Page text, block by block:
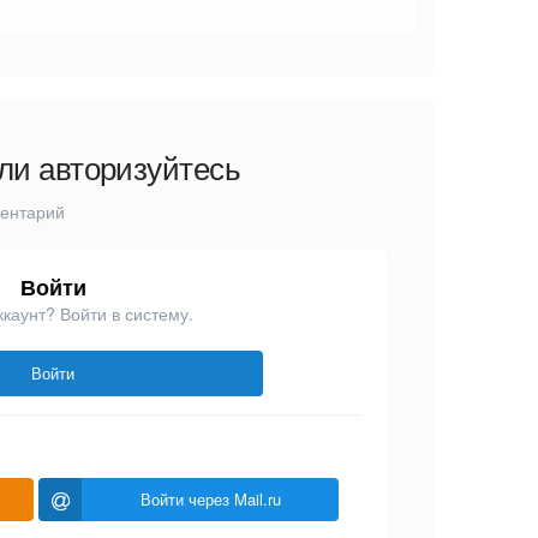
авторизуйтесь
Войти
Войти в систему.
Войти
Войти через Mail.ru